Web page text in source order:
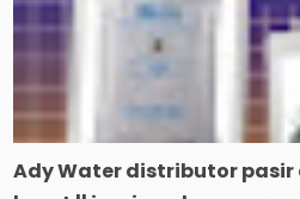
Ady Water distributor